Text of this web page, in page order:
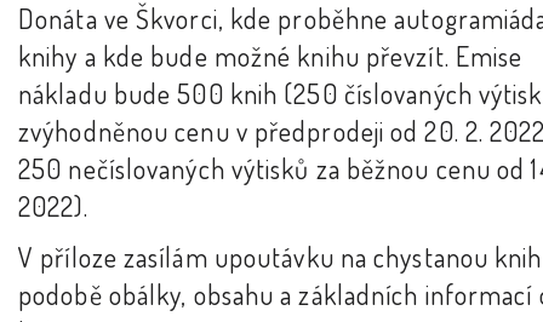
Donáta ve Škvorci, kde proběhne
knihy a kde bude možné knihu převzít. Emise
nákladu bude 500 knih (250 číslovaných
zvýhodněnou cenu v předprodeji od 20. 2.
250 nečíslovaných výtisků za běžnou cenu od
2022).
V příloze zasílám upoutávku na chystanou
podobě obálky, obsahu a základních informací